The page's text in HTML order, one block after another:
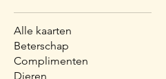
Alle kaarten
Beterschap
Complimenten
Dieren